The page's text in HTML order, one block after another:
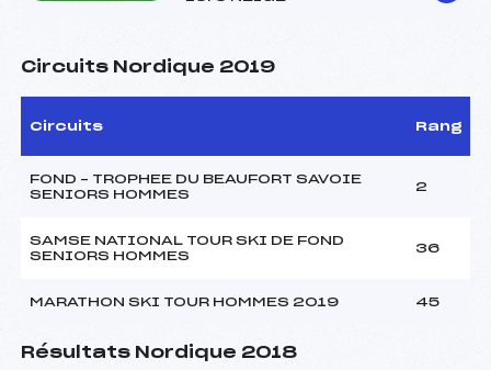
Circuits Nordique 2019
Circuits Rang
FOND – TROPHEE DU BEAUFORT SAVOIE
SENIORS HOMMES
2
SAMSE NATIONAL TOUR SKI DE FOND
SENIORS HOMMES
36
MARATHON SKI TOUR HOMMES 2019 45
Résultats Nordique 2018